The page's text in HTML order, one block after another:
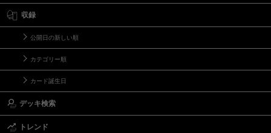
収録
公開日の新しい順
カテゴリー順
カード誕生日
デッキ検索
トレンド